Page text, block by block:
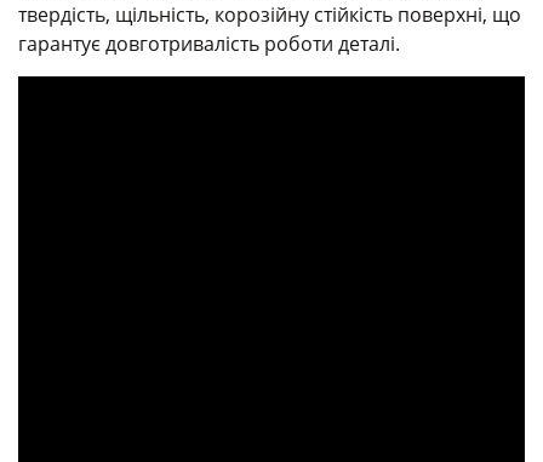
твердість, щільність, корозійну стійкість поверхні, що
гарантує довготривалість роботи деталі.